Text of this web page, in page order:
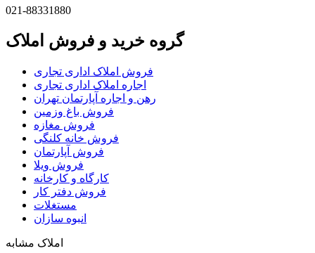
021-88331880
گروه خرید و فروش املاک
فروش املاک اداری تجاری
اجاره املاک اداری تجاری
رهن و اجاره آپارتمان تهران
فروش باغ وزمین
فروش مغازه
فروش خانه کلنگی
فروش آپارتمان
فروش ویلا
کارگاه و کارخانه
فروش دفتر کار
مستغلات
انبوه سازان
املاک مشابه